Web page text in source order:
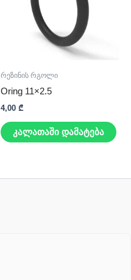
რეზინის რგოლი
Oring 11×2.5
4,00 ₾
კალათაში დამატება